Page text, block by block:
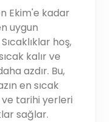
Ekim'e kadar
uygun
hoş,
kalır ve
azdır. Bu,
en sıcak
ve tarihi yerleri
sağlar.